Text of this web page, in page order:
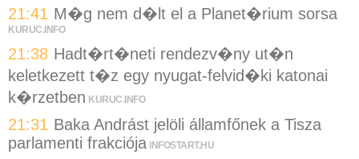
21:41 M�g nem d�lt el a Planet�rium sorsa
KURUC.INFO
21:38 Hadt�rt�neti rendezv�ny ut�n
keletkezett t�z egy nyugat-felvid�ki katonai
k�rzetben KURUC.INFO
21:31 Baka Andrást jelöli államfőnek a Tisza
parlamenti frakciója INFOSTART.HU